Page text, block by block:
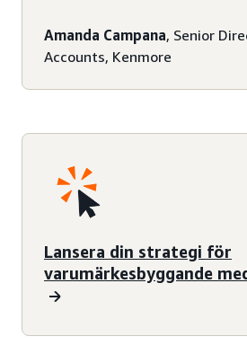
Amanda Campana, Senior
Accounts, Kenmore
Lansera din strategi för
varumärkesbyggande